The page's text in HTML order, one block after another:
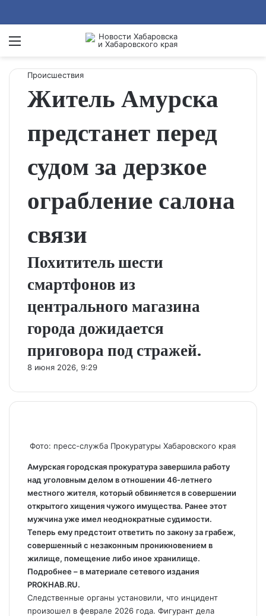
Menu
Происшествия
Житель Амурска
предстанет перед
судом за дерзкое
ограбление салона
связи
Похититель шести
смартфонов из
центрального магазина
города дожидается
приговора под стражей.
8 июня 2026, 9:29
Фото: пресс-служба Прокуратуры Хабаровского края
Амурская городская прокуратура завершила работу
над уголовным делом в отношении 46-летнего
местного жителя, который обвиняется в совершении
открытого хищения чужого имущества. Ранее этот
мужчина уже имел неоднократные судимости.
Теперь ему предстоит ответить по закону за грабеж,
совершенный с незаконным проникновением в
жилище, помещение либо иное хранилище.
Подробнее – в материале сетевого издания
PROKHAB.RU.
Следственные органы установили, что инцидент
произошел в феврале 2026 года. Фигурант дела